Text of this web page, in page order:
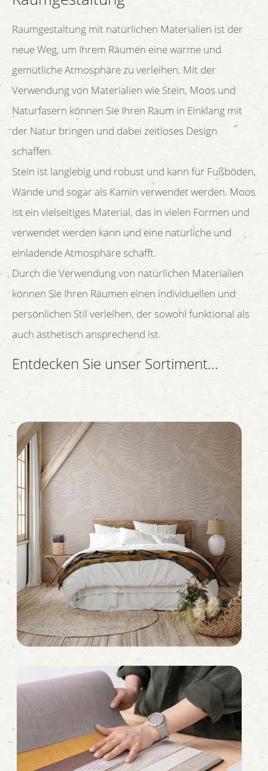
Raumgestaltung mit natürlichen Materialien ist der
neue Weg, um Ihrem Räumen eine warme und
gemütliche Atmosphäre zu verleihen. Mit der
Verwendung von Materialien wie Stein, Moos und
Naturfasern können Sie Ihren Raum in Einklang mit
der Natur bringen und dabei zeitloses Design
schaffen.
Stein ist langlebig und robust und kann für Fußböden,
Wände und sogar als Kamin verwendet werden. Moos
ist ein vielseitiges Material, das in vielen Formen und
verwendet werden kann und eine natürliche und
einladende Atmosphäre schafft.
Durch die Verwendung von natürlichen Materialien
können Sie Ihren Räumen einen individuellen und
persönlichen Stil verleihen, der sowohl funktional als
auch ästhetisch ansprechend ist.
Entdecken Sie unser Sortiment...